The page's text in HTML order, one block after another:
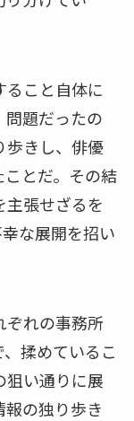
こと自体に
問題だったの
歩きし、俳優
とだ。その結
張せざるを
な展開を招い
ぞれの事務所
揉めているこ
狙い通りに展
の独り歩き